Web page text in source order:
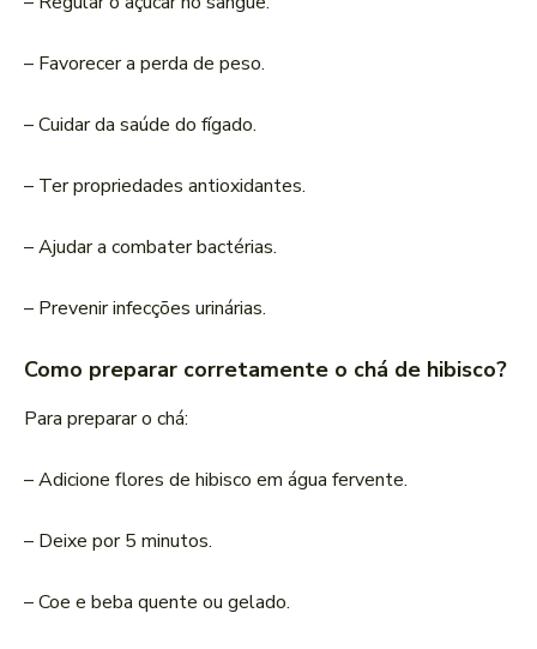
– Favorecer a perda de peso.
– Cuidar da saúde do fígado.
– Ter propriedades antioxidantes.
– Ajudar a combater bactérias.
– Prevenir infecções urinárias.
Como preparar corretamente o chá de hibisco?
Para preparar o chá:
– Adicione flores de hibisco em água fervente.
– Deixe por 5 minutos.
– Coe e beba quente ou gelado.